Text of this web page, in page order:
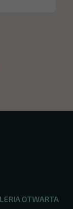
OTWARTA